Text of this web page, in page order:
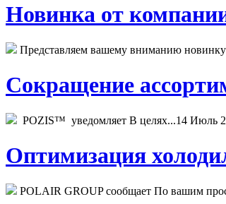
Новинка от
Представляем вашему вниманию
Сокращение
POZIS™ уведомляет В целях...14 Июль
Оптимизация
POLAIR GROUP сообщает По вашим